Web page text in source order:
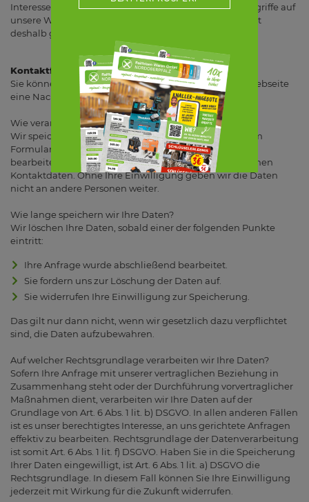
Interesse, einen anonymisierten Überblick über die Zugriffe auf
unsere Webseite zu erhalten. Die Datenverarbeitung ist
deshalb gemäß Art. 6 Abs. 1 lit. f) DSGVO rechtmäßig.
Kontaktformular
Sie können uns über das Kontaktformular auf dieser Webseite
eine Nachricht zukommen lassen.
Wie verarbeiten wir Ihre Daten?
Wir speichern Ihre Nachricht und die Angaben aus dem
Formular, um Ihre Anfrage inklusive Anschlussfragen
bearbeiten zu können. Das betrifft auch die angegebenen
Kontaktdaten. Ohne Ihre Einwilligung geben wir die Daten
nicht an andere Personen weiter.
Wie lange speichern wir Ihre Daten?
Wir löschen Ihre Daten, sobald einer der folgenden Punkte
eintritt:
Ihre Anfrage wurde abschließend bearbeitet.
Sie fordern uns zur Löschung der Daten auf.
Sie widerrufen Ihre Einwilligung zur Speicherung.
Das gilt nur dann nicht, wenn wir gesetzlich dazu verpflichtet
sind, die Daten aufzubewahren.
Auf welcher Rechtsgrundlage verarbeiten wir Ihre Daten?
Sofern Ihre Anfrage mit unserer vertraglichen Beziehung in
Zusammenhang steht oder der Durchführung vorvertraglicher
Maßnahmen dient, verarbeiten wir Ihre Daten auf der
Grundlage von Art. 6 Abs. 1 lit. b) DSGVO. In allen anderen Fällen
ist es unser berechtigtes Interesse, an uns gerichtete Anfragen
effektiv zu bearbeiten. Rechtsgrundlage der Datenverarbeitung
ist somit Art. 6 Abs. 1 lit. f) DSGVO. Haben Sie in die Speicherung
Ihrer Daten eingewilligt, ist Art. 6 Abs. 1 lit. a) DSGVO die
Rechtsgrundlage. In diesem Fall können Sie Ihre Einwilligung
jederzeit mit Wirkung für die Zukunft widerrufen.